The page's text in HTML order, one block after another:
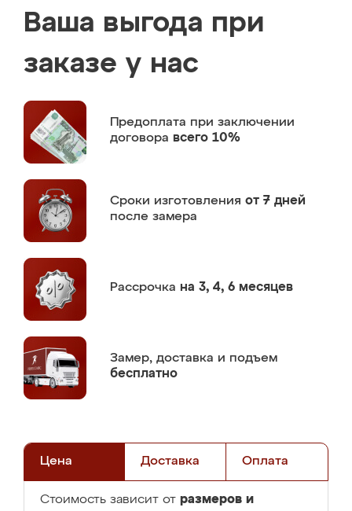
Ваша выгода при
заказе у нас
Предоплата при заключении
договора всего 10%
Сроки изготовления от 7 дней
после замера
Рассрочка на 3, 4, 6 месяцев
Замер, доставка и подъем
бесплатно
Цена Доставка Оплата
Стоимость зависит от размеров и